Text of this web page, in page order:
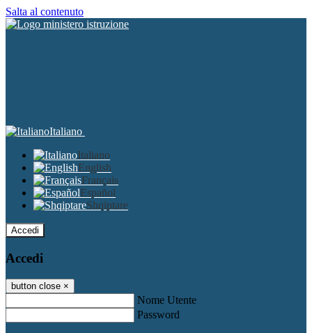
Salta al contenuto
Italiano
Italiano
English
Français
Español
Shqiptare
Accedi
Accedi
button close ×
Nome Utente
Password